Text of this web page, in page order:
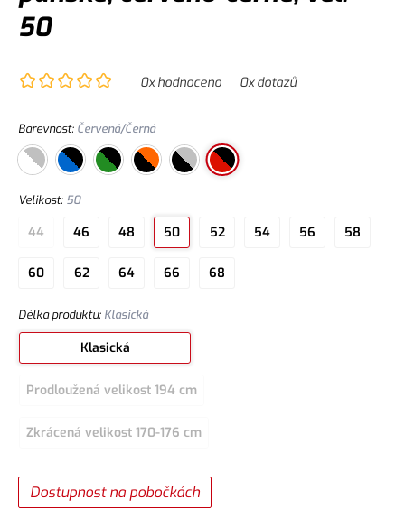
50
0x hodnoceno 0x dotazů
Barevnost: Červená/Černá
Velikost: 50
44 46 48 50 52 54 56 58
60 62 64 66 68
Délka produktu: Klasická
Klasická
Prodloužená velikost 194 cm
Zkrácená velikost 170-176 cm
Dostupnost na pobočkách